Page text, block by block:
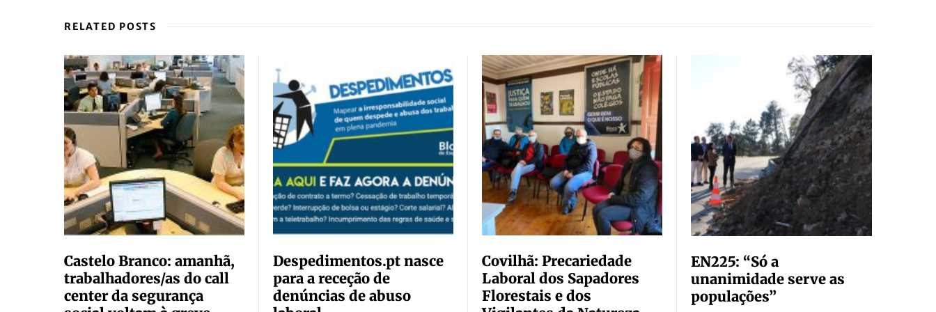
RELATED POSTS
Castelo Branco: amanhã,
trabalhadores/as do call
center da segurança
Despedimentos.pt nasce
para a receção de
denúncias de abuso
Covilhã: Precariedade
Laboral dos Sapadores
Florestais e dos
EN225: “Só a
unanimidade serve as
populações”